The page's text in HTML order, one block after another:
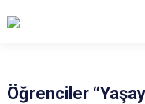
Öğrenciler